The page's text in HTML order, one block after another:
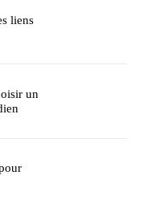
liens
un